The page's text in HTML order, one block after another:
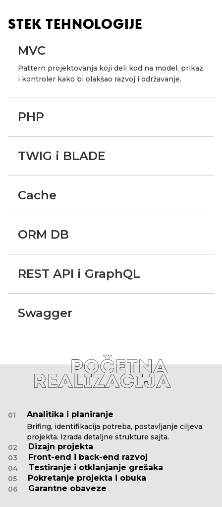
STEK TEHNOLOGIJE
MVC
Pattern projektovanja koji deli kod na model, prikaz
i kontroler kako bi olakšao razvoj i održavanje.
PHP
TWIG i BLADE
Cache
ORM DB
REST API i GraphQL
Swagger
01 Analitika i planiranje
Brifing, identifikacija potreba, postavljanje ciljeva
projekta. Izrada detaljne strukture sajta.
02
Dizajn projekta
03 Front-end i back-end razvoj
04 Testiranje i otklanjanje grešaka
05 Pokretanje projekta i obuka
06 Garantne obaveze